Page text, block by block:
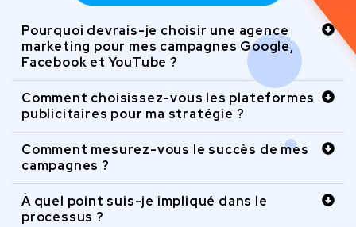
Pourquoi devrais-je choisir une agence
marketing pour mes campagnes Google,
Facebook et YouTube ?
Comment choisissez-vous les plateformes
publicitaires pour ma stratégie ?
Comment mesurez-vous le succès de mes
campagnes ?
À quel point suis-je impliqué dans le
processus ?